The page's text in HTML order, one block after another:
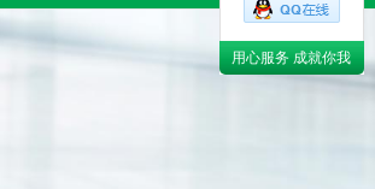
用心服务 成就你我